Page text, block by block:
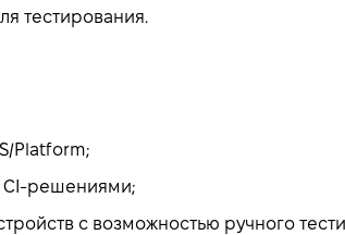
тестирования.
Platform;
CI-решениями;
с возможностью ручного